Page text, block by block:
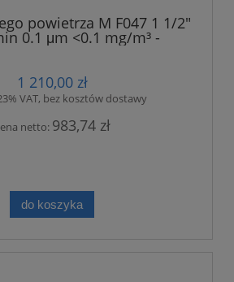
powietrza M F047 1 1/2"
0.1 μm <0.1 mg/m³ -
dokładny
1 210,00 zł
VAT, bez kosztów dostawy
netto: 983,74 zł
do koszyka